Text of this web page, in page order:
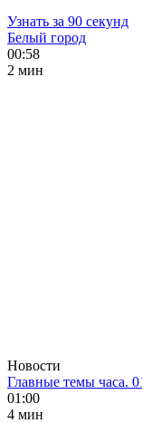
Узнать за 90 секунд
Белый город
00:58
2 мин
Новости
Главные темы часа.
01:00
4 мин